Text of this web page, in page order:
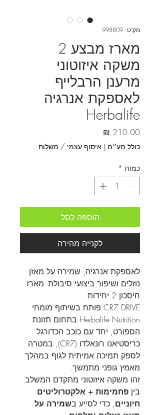
מק"ט: 998809
מארז מבצע 2
משקה איזוטוני
מרענן הרבלייף
לאספקת אנרגיה
Herbalife
כולל מע״מ | איסוף עצמי / משלוח
כמות *
הוספה לסל
לקנייה מהירה
לאספקת אנרגיה, שמירה על מאזן
נוזלים ושיפור ביצועי סיבולת- מארז
חיסכון 2 יחידות
CR7 DRIVE פותח בשיתוף מומחי
Herbalife Nutrition בתחום תזונת
הספורט, יחד עם כוכב הכדורגל
כריסטיאנו רונאלדו (CR7), במטרה
לספק תמיכה אמיתית לגוף במהלך
מאמץ גופני מתמשך.
זהו משקה איזוטוני מתקדם המשלב
בין פחמימות + אלקטרוליטים
חיוניים, כדי לסייע בשמירה על